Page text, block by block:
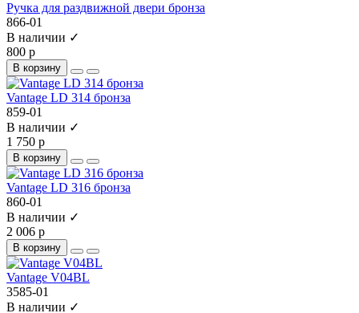
Ручка для раздвижной двери бронза
866-01
В наличии ✓
800 р
В корзину
Vantage LD 314 бронза
859-01
В наличии ✓
1 750 р
В корзину
Vantage LD 316 бронза
860-01
В наличии ✓
2 006 р
В корзину
Vantage V04BL
3585-01
В наличии ✓